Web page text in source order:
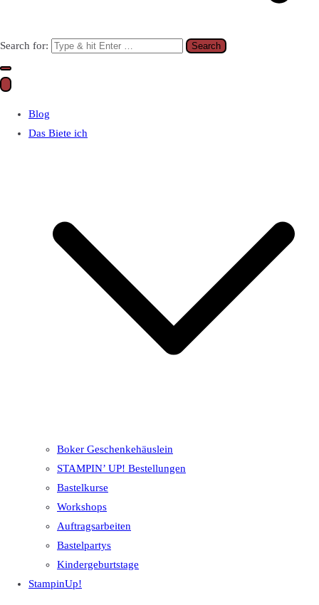
Search for:
Blog
Das Biete ich
Boker Geschenkehäuslein
STAMPIN’ UP! Bestellungen
Bastelkurse
Workshops
Auftragsarbeiten
Bastelpartys
Kindergeburtstage
StampinUp!